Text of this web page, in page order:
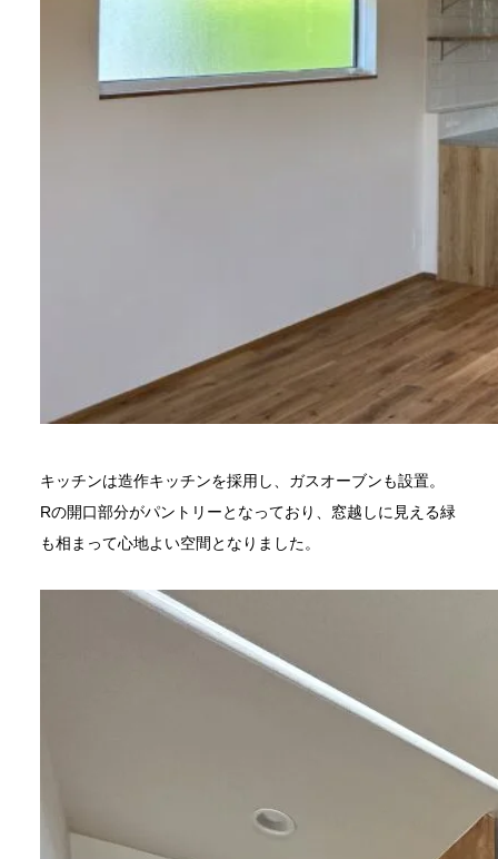
キッチンは造作キッチンを採用し、ガスオーブンも設置。
Rの開口部分がパントリーとなっており、窓越しに見える緑
も相まって心地よい空間となりました。